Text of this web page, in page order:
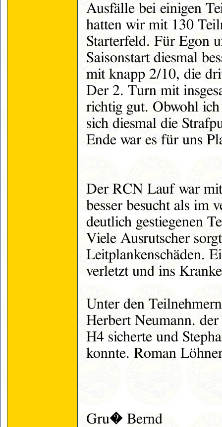
Ausfälle bei einigen
hatten wir mit 130
Starterfeld. Für Egon
Saisonstart diesmal
mit knapp 2/10, die
Der 2. Turn mit
richtig gut. Obwohl ich
sich diesmal die
Ende war es für uns
Der RCN Lauf war
besser besucht als im
deutlich gestiegenen
Viele Ausrutscher
Leitplankenschäden.
verletzt und ins
Unter den
Herbert Neumann. der
H4 sicherte und
konnte. Roman
Gru� Bernd